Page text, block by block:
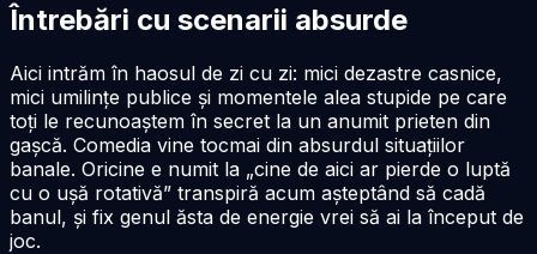
Întrebări cu scenarii absurde
Aici intrăm în haosul de zi cu zi: mici dezastre casnice,
mici umilințe publice și momentele alea stupide pe care
toți le recunoaștem în secret la un anumit prieten din
gașcă. Comedia vine tocmai din absurdul situațiilor
banale. Oricine e numit la „cine de aici ar pierde o luptă
cu o ușă rotativă” transpiră acum așteptând să cadă
banul, și fix genul ăsta de energie vrei să ai la început de
joc.